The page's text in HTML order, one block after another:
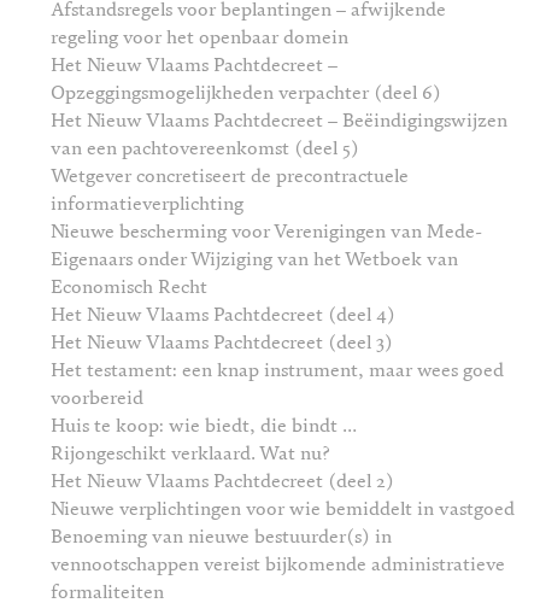
Afstandsregels voor beplantingen – afwijkende
regeling voor het openbaar domein
Het Nieuw Vlaams Pachtdecreet –
Opzeggingsmogelijkheden verpachter (deel 6)
Het Nieuw Vlaams Pachtdecreet – Beëindigingswijzen
van een pachtovereenkomst (deel 5)
Wetgever concretiseert de precontractuele
informatieverplichting
Nieuwe bescherming voor Verenigingen van Mede-
Eigenaars onder Wijziging van het Wetboek van
Economisch Recht
Het Nieuw Vlaams Pachtdecreet (deel 4)
Het Nieuw Vlaams Pachtdecreet (deel 3)
Het testament: een knap instrument, maar wees goed
voorbereid
Huis te koop: wie biedt, die bindt …
Rijongeschikt verklaard. Wat nu?
Het Nieuw Vlaams Pachtdecreet (deel 2)
Nieuwe verplichtingen voor wie bemiddelt in vastgoed
Benoeming van nieuwe bestuurder(s) in
vennootschappen vereist bijkomende administratieve
formaliteiten